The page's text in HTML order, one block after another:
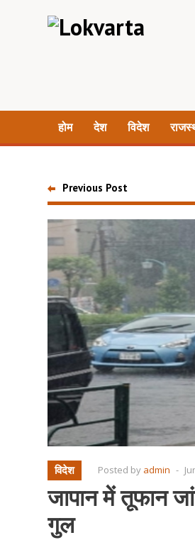
होम देश विदेश
Previous Post
विदेश Posted by admin -
जापान में तूफान
गुल